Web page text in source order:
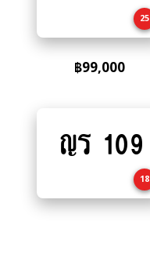
25
฿99,000
to
ญร 109
18